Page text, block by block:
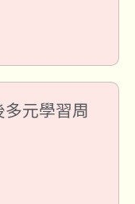
元學習周